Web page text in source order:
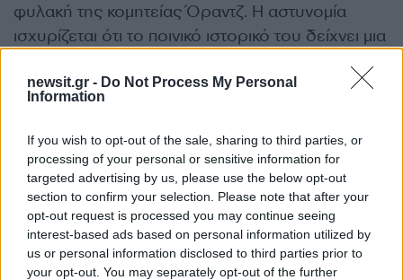
newsit.gr - Do Not Process My Personal
Information
If you wish to opt-out of the sale, sharing to third parties, or
processing of your personal or sensitive information for
targeted advertising by us, please use the below opt-out
section to confirm your selection. Please note that after your
opt-out request is processed you may continue seeing
interest-based ads based on personal information utilized by
us or personal information disclosed to third parties prior to
your opt-out. You may separately opt-out of the further
φυλακή της κομητείας Όραντζ. Η αστυνομία
ισχυρίζεται ότι το ποινικό ιστορικό του δείχνει μια
στο Τέξας.